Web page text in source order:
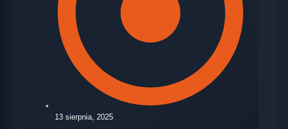
13 sierpnia, 2025